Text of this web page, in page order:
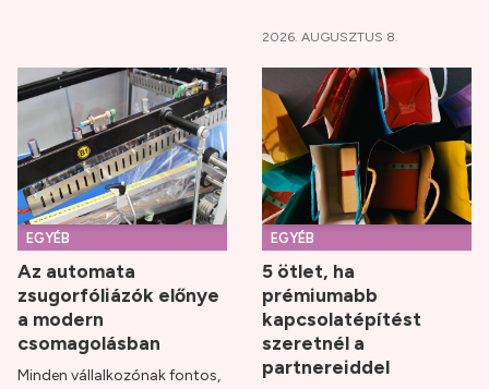
2026. AUGUSZTUS 8.
EGYÉB
Az automata
zsugorfóliázók előnye
a modern
csomagolásban
Minden vállalkozónak fontos,
EGYÉB
5 ötlet, ha
prémiumabb
kapcsolatépítést
szeretnél a
partnereiddel